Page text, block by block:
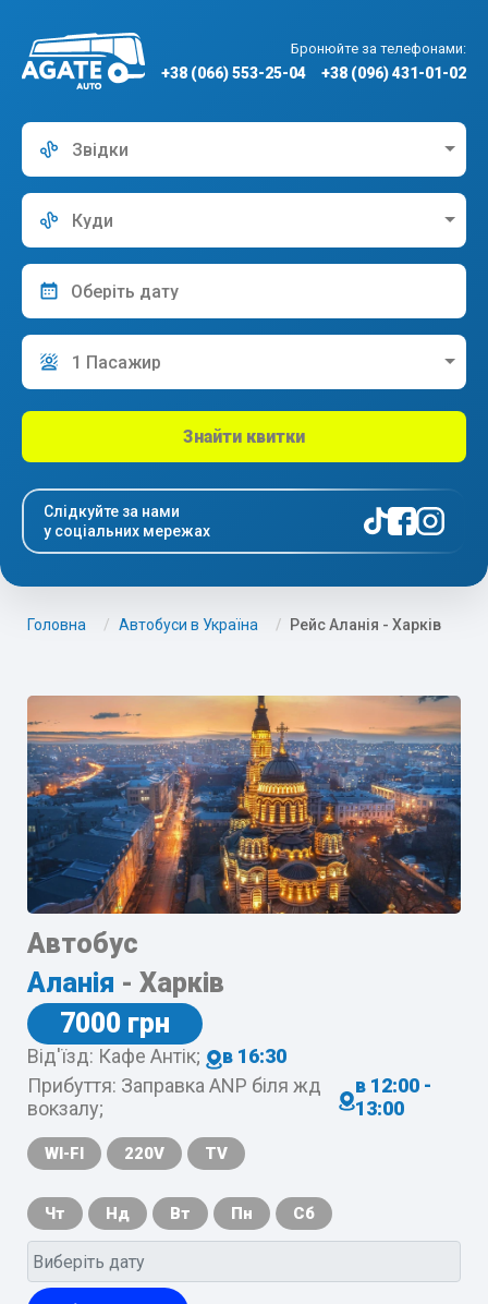
Бронюйте за телефонами:
+38 (066) 553-25-04 +38 (096) 431-01-02
Звідки
Куди
1 Пасажир
Знайти квитки
Слідкуйте за нами
у соціальних мережах
Головна Автобуси в Україна Рейс Аланія - Харків
Автобус
Аланія - Харків
7000 грн
Від'їзд: Кафе Антік;
в 16:30
Прибуття: Заправка ANP біля жд
вокзалу;
в 12:00 -
13:00
WI-FI 220V TV
Чт Нд Вт Пн Сб